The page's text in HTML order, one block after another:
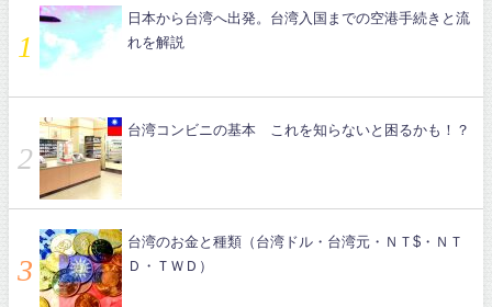
日本から台湾へ出発。台湾入国までの空港手続きと流
れを解説
台湾コンビニの基本 これを知らないと困るかも！？
台湾のお金と種類（台湾ドル・台湾元・ＮＴ$・ＮＴ
Ｄ・ＴＷＤ）